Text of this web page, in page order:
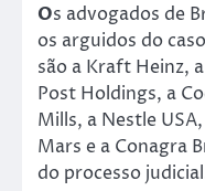
Os advogados de
os arguidos do
são a Kraft Heinz,
Post Holdings, a
Mills, a Nestle
Mars e a Conagra
do processo